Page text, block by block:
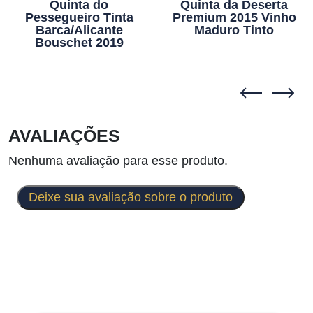
Quinta do
Pessegueiro Tinta
Barca/Alicante
Bouschet 2019
Quinta da Deserta
Premium 2015 Vinho
Maduro Tinto
AVALIAÇÕES
Nenhuma avaliação para esse produto.
Deixe sua avaliação sobre o produto